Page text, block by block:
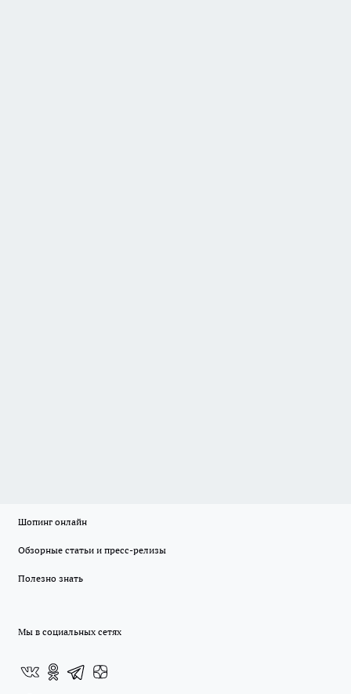
Шопинг онлайн
Обзорные статьи и пресс-релизы
Полезно знать
Мы в социальных сетях